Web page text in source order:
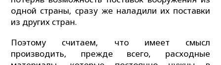
одной страны, сразу же наладили их поставки
из других стран.
Поэтому считаем, что имеет смысл
производить, прежде всего, расходные